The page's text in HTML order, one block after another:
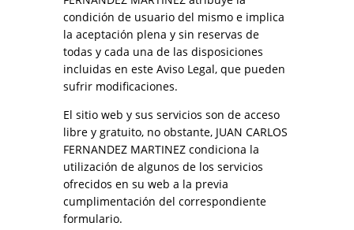
condición de usuario del mismo e implica
la aceptación plena y sin reservas de
todas y cada una de las disposiciones
incluidas en este Aviso Legal, que pueden
sufrir modificaciones.
El sitio web y sus servicios son de acceso
libre y gratuito, no obstante, JUAN CARLOS
FERNANDEZ MARTINEZ condiciona la
utilización de algunos de los servicios
ofrecidos en su web a la previa
cumplimentación del correspondiente
formulario.